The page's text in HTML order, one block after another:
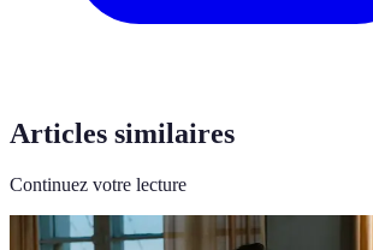
Articles similaires
Continuez votre lecture